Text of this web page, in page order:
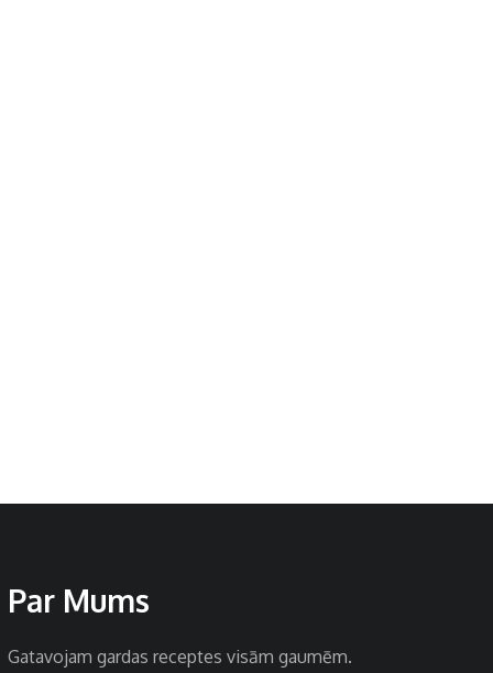
Par Mums
Gatavojam gardas receptes visām gaumēm.